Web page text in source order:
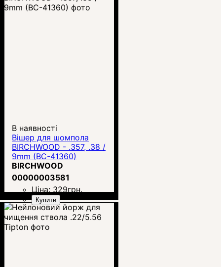
В наявності
Вішер для шомпола
BIRCHWOOD - .357, .38 /
9mm (BC-41360)
BIRCHWOOD
00000003581
Ціна: 329грн.
Купити